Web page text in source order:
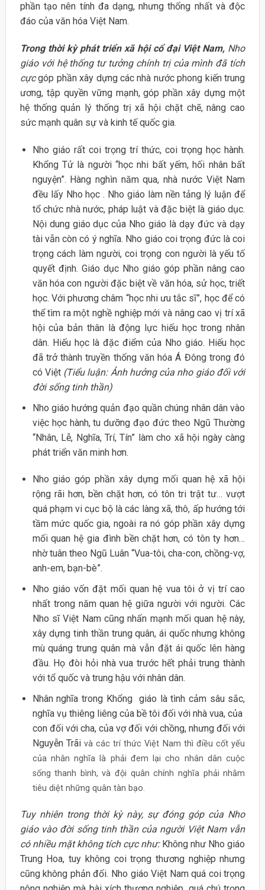
phần tạo nên tính đa dạng, nhưng thống nhất và độc
đáo của văn hóa Việt Nam.
Trong thời kỳ phát triển xã hội cổ đại Việt Nam, Nho
giáo với hệ thống tư tưởng chính trị của mình đã tích
cựcgóp phần xây dựng các nhà nước phong kiến trung
ương, tập quyền vững mạnh, góp phần xây dựng một
hệ thống quản lý thống trị xã hội chặt chẽ, nâng cao
sức mạnh quân sự và kinh tế quốc gia.
Nho giáo rất coi trọng trí thức, coi trọng học hành.
Khổng Tử là người “học nhi bất yếm, hối nhân bất
nguyện”. Hàng nghìn năm qua, nhà nước Việt Nam
đều lấy Nho học . Nho giáo làm nền tảng lý luận để
tổ chức nhà nước, pháp luật và đặc biệt là giáo dục.
Nội dung giáo dục của Nho giáo là dạy đức và dạy
tài vẫn còn có ý nghĩa. Nho giáo coi trọng đức là coi
trọng cách làm người, coi trọng con người là yếu tố
quyết định. Giáo dục Nho giáo góp phần nâng cao
văn hóa con người đặc biệt về văn hóa, sử học, triết
học. Với phương châm “học nhi ưu tắc sĩ”, học để có
thể tìm ra một nghề nghiệp mới và nâng cao vị trí xã
hội của bản thân là động lực hiếu học trong nhân
dân. Hiếu học là đặc điểm của Nho giáo. Hiếu học
đã trở thành truyền thống văn hóa Á Đông trong đó
có Việt (Tiểu luận: Ảnh hưởng của nho giáo đối với
đời sống tinh thần)
Nho giáo hướng quản đạo quần chúng nhân dân vào
việc học hành, tu dưỡng đạo đức theo Ngũ Thường
“Nhân, Lễ, Nghĩa, Trí, Tín” làm cho xã hội ngày càng
phát triển văn minh hơn.
Nho giáo góp phần xây dựng mối quan hệ xã hội
rộng rãi hơn, bền chặt hơn, có tôn tri trật tư… vượt
quá phạm vi cục bộ là các làng xã, thô, ấp hướng tới
tầm mức quốc gia, ngoài ra nó góp phần xây dựng
mối quan hệ gia đình bền chặt hơn, có tôn ty hơn…
nhờ tuân theo Ngũ Luân “Vua-tôi, cha-con, chồng-vợ,
anh-em, bạn-bè”.
Nho giáo vốn đặt mối quan hệ vua tôi ở vị trí cao
nhất trong năm quan hệ giữa người với người. Các
Nho sĩ Việt Nam cũng nhấn mạnh mối quan hệ này,
xây dựng tinh thần trung quân, ái quốc nhưng không
mù quáng trung quân mà vẫn đặt ái quốc lên hàng
đầu. Họ đòi hỏi nhà vua trước hết phải trung thành
với tổ quốc và trung hậu với nhân dân.
Nhân nghĩa trong Khổng giáo là tình cảm sâu sắc,
nghĩa vụ thiêng liêng của bề tôi đối với nhà vua, của
con đối với cha, của vợ đối với chồng, nhưng đối với
Nguyễn Trãi và các trí thức Việt Nam thì điều cốt yếu
của nhân nghĩa là phải đem lại cho nhân dân cuộc
sống thanh bình, và đội quân chính nghĩa phải nhằm
tiêu diệt những quân tàn bạo.
Tuy nhiên trong thời kỳ này, sự đóng góp của Nho
giáo vào đời sống tinh thần của người Việt Nam vẫn
có nhiều mặt không tích cực như: Không như Nho giáo
Trung Hoa, tuy không coi trọng thương nghiệp nhưng
cũng không phản đối. Nho giáo Việt Nam quá coi trọng